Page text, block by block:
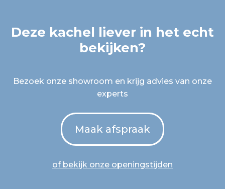
Deze kachel liever in het echt
bekijken?
Bezoek onze showroom en krijg advies van onze
experts
Maak afspraak
of bekijk onze openingstijden